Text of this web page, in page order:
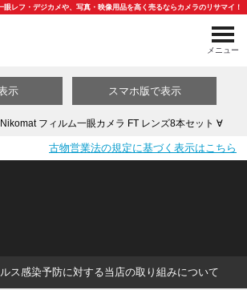
眼レフ・デジカメや、写真・映像用品を高く売るならカメラのリサマイ！
メニュー
示 スマホ版で表示
フィルム一眼カメラ FT レンズ8本セット ∀
古物営業法の規定に基づく表示はこちら
ルス感染予防に対する当店の取り組みについて